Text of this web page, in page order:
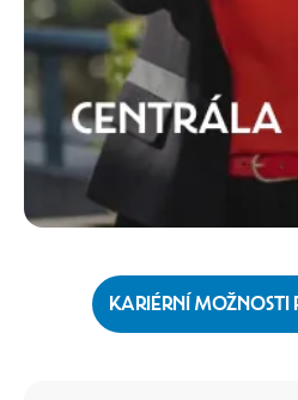
KARIÉRNÍ MOŽNOSTI